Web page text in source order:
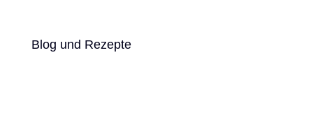
Blog und Rezepte